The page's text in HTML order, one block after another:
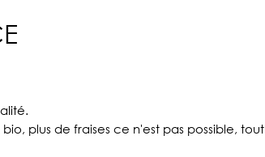
plus de fraises ce n'est pas possible, tout